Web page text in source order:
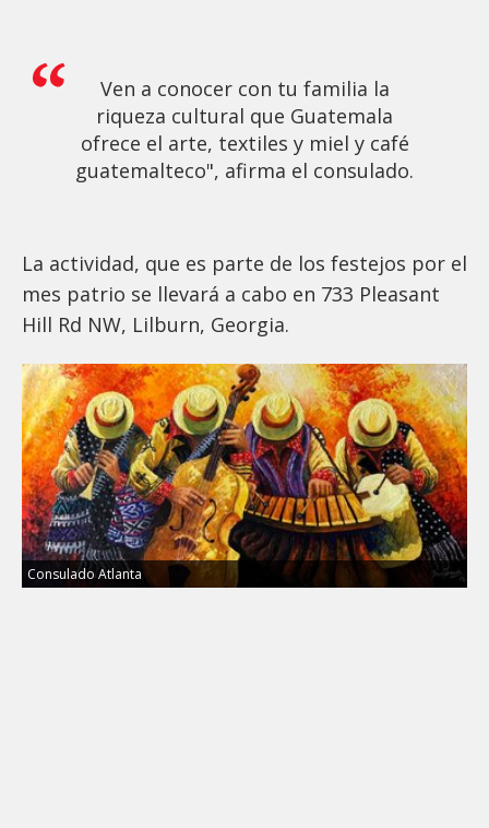
Ven a conocer con tu familia la
riqueza cultural que Guatemala
ofrece el arte, textiles y miel y café
guatemalteco", afirma el consulado.
La actividad, que es parte de los festejos por el
mes patrio se llevará a cabo en 733 Pleasant
Hill Rd NW, Lilburn, Georgia.
Consulado Atlanta